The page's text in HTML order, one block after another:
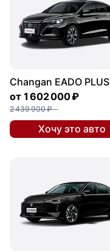
Changan EADO PLUS
от 1 602 000 ₽
2 439 900 ₽
Хочу это авто